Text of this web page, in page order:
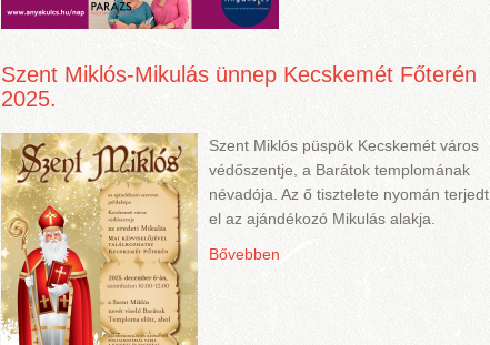
Szent Miklós-Mikulás ünnep Kecskemét Főterén
2025.
Szent Miklós püspök Kecskemét város
védőszentje, a Barátok templomának
névadója. Az ő tisztelete nyomán terjedt
el az ajándékozó Mikulás alakja.
Bővebben